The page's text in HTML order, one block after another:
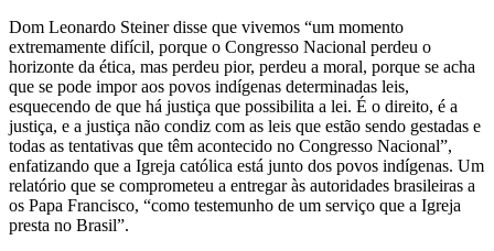
Dom Leonardo Steiner disse que vivemos “um momento
extremamente difícil, porque o Congresso Nacional perdeu o
horizonte da ética, mas perdeu pior, perdeu a moral, porque se acha
que se pode impor aos povos indígenas determinadas leis,
esquecendo de que há justiça que possibilita a lei. É o direito, é a
justiça, e a justiça não condiz com as leis que estão sendo gestadas e
todas as tentativas que têm acontecido no Congresso Nacional”,
enfatizando que a Igreja católica está junto dos povos indígenas. Um
relatório que se comprometeu a entregar às autoridades brasileiras a
os Papa Francisco, “como testemunho de um serviço que a Igreja
presta no Brasil”.